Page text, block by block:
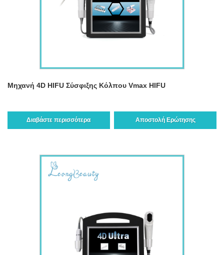
Μηχανή 4D HIFU Σύσφιξης Κόλπου Vmax HIFU
Διαβάστε περισσότερα Αποστολή Ερώτησης